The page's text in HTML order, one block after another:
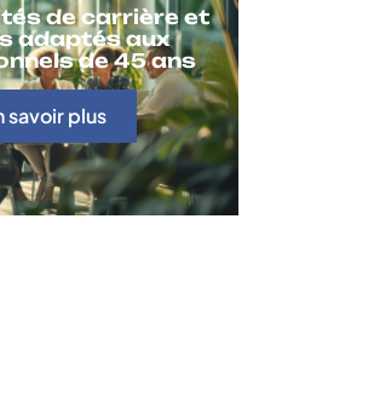
de carrière et
adaptés aux
de 45 ans
savoir plus